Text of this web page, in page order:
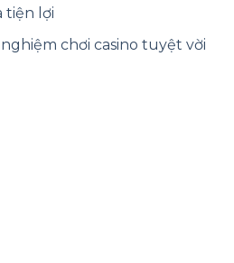
tiện lợi
chơi casino tuyệt vời